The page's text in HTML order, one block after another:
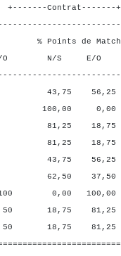
+
Points de Match
S E/O
56,25
0,00
18,75
18,75
56,25
37,50
100,00
81,25
81,25